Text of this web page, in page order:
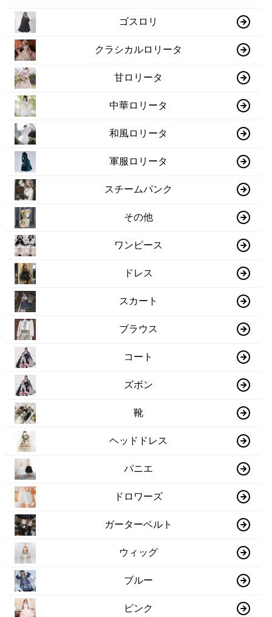
ゴスロリ
クラシカルロリータ
甘ロリータ
中華ロリータ
和風ロリータ
軍服ロリータ
スチームパンク
その他
ワンピース
ドレス
スカート
ブラウス
コート
ズボン
靴
ヘッドドレス
パニエ
ドロワーズ
ガーターベルト
ウィッグ
ブルー
ピンク